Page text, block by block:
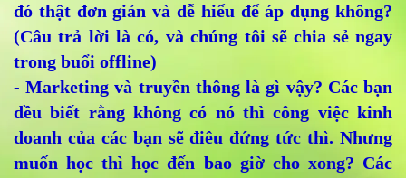
đó thật đơn giản và dễ hiểu để áp dụng không?
(Câu trả lời là có, và chúng tôi sẽ chia sẻ ngay
trong buổi offline)
- Marketing và truyền thông là gì vậy? Các bạn
đều biết rằng không có nó thì công việc kinh
doanh của các bạn sẽ điêu đứng tức thì. Nhưng
muốn học thì học đến bao giờ cho xong? Các